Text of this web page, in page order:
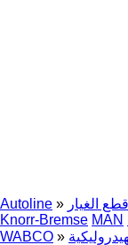
Autoline »
Knorr-Bremse MAN
WABCO »